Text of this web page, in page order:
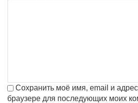
Сохранить моё имя, email и
браузере для последующих моих